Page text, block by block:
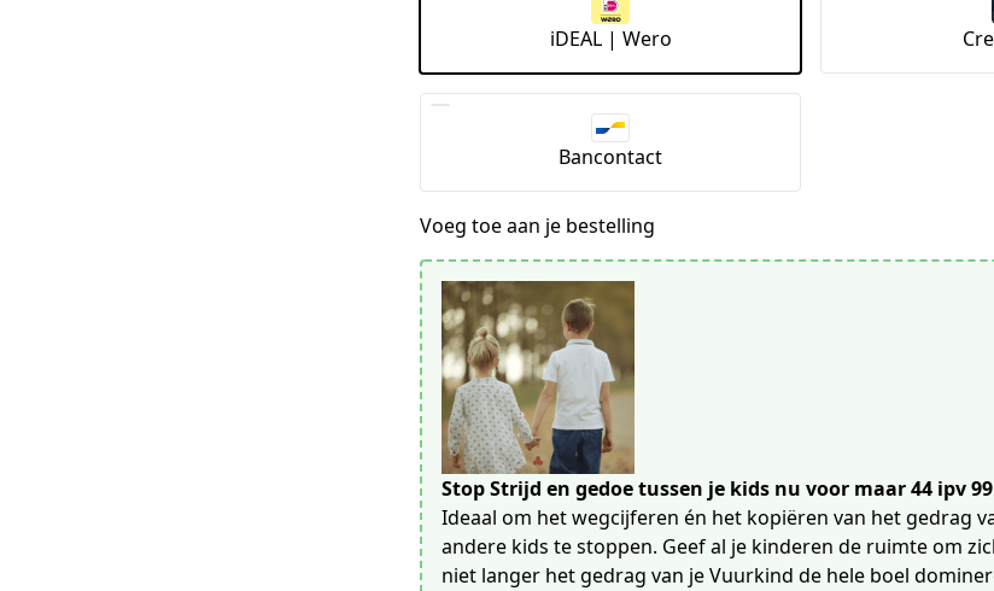
iDEAL | Wero
Bancontact
Voeg toe aan je bestelling
Stop Strijd en gedoe tussen je kids nu voor maar 44 ipv 99
Ideaal om het wegcijferen én het kopiëren van het gedrag
andere kids te stoppen. Geef al je kinderen de ruimte om
niet langer het gedrag van je Vuurkind de hele boel